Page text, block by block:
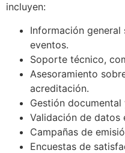
incluyen:
Información
eventos.
Soporte técnico,
Asesoramiento
acreditación.
Gestión
Validación de datos
Campañas de
Encuestas de